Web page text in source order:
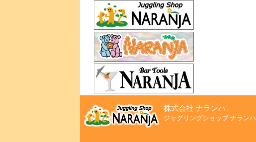
株式会社 ナランハ
ジャグリングショップ ナランハ